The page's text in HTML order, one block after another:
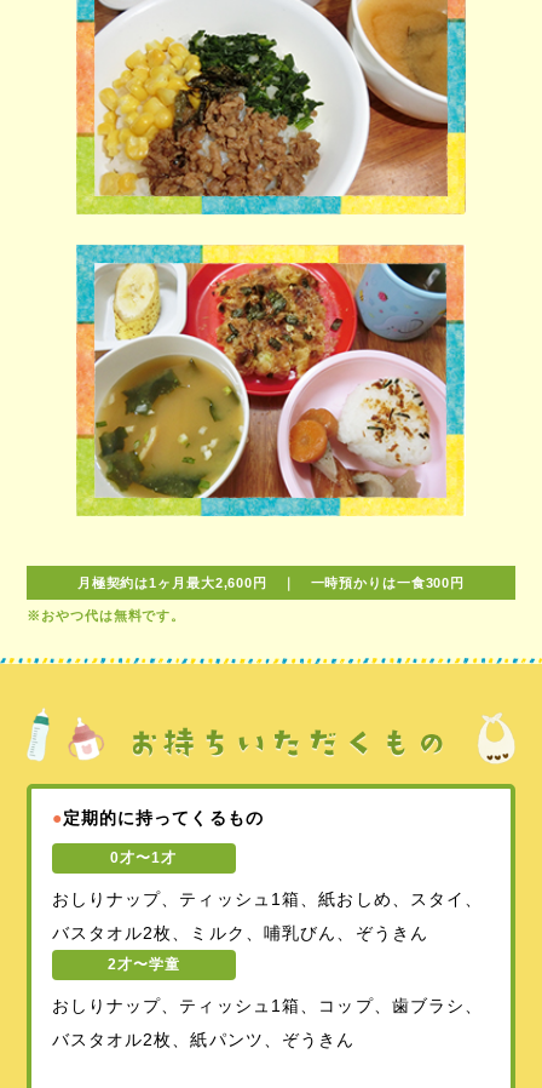
月極契約は1ヶ月最大2,600円 ｜ 一時預かりは一食300円
※おやつ代は無料です。
●定期的に持ってくるもの
0才〜1才
おしりナップ、ティッシュ1箱、紙おしめ、スタイ、
バスタオル2枚、ミルク、哺乳びん、ぞうきん
2才〜学童
おしりナップ、ティッシュ1箱、コップ、歯ブラシ、
バスタオル2枚、紙パンツ、ぞうきん